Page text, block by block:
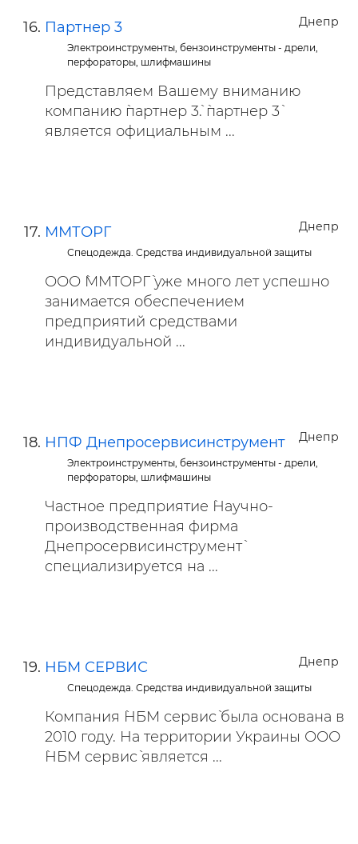
Днепр
Партнер 3
Электроинструменты, бензоинструменты - дрели,
перфораторы, шлифмашины
Представляем Вашему вниманию
компанию `партнер 3`. `партнер 3`
является официальным ...
Днепр
ММТОРГ
Спецодежда. Средства индивидуальной защиты
ООО `ММТОРГ` уже много лет успешно
занимается обеспечением
предприятий средствами
индивидуальной ...
Днепр
НПФ Днепросервисинструмент
Электроинструменты, бензоинструменты - дрели,
перфораторы, шлифмашины
Частное предприятие `Научно-
производственная фирма
Днепросервисинструмент`
специализируется на ...
Днепр
НБМ СЕРВИС
Спецодежда. Средства индивидуальной защиты
Компания `НБМ сервис` была основана в
2010 году. На территории Украины ООО
`НБМ сервис` является ...